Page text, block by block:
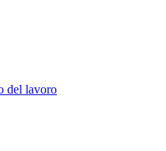
del lavoro